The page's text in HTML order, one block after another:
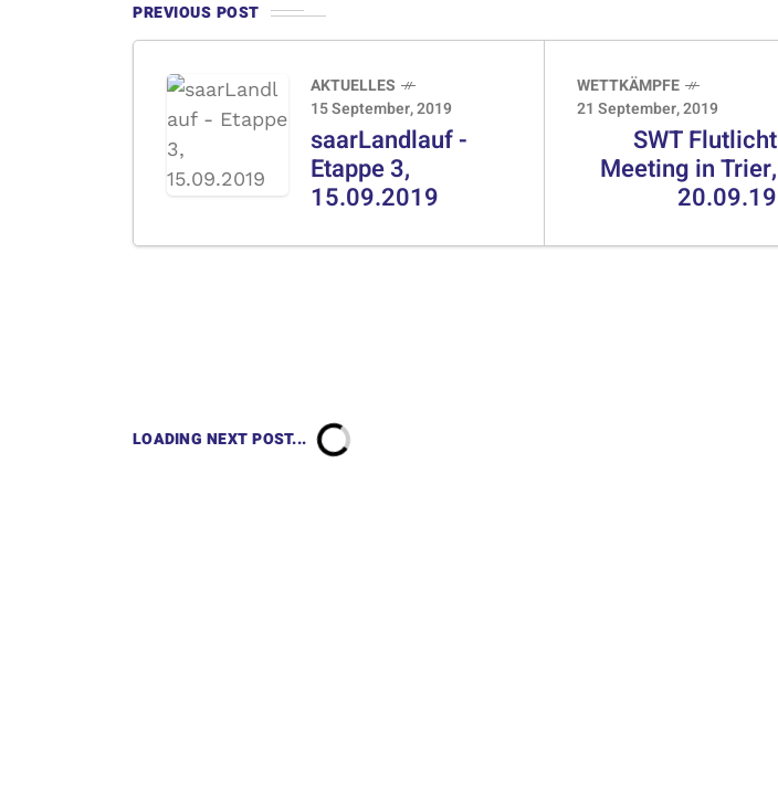
PREVIOUS POST
AKTUELLES
15 September, 2019
saarLandlauf -
Etappe 3,
15.09.2019
WETTKÄMPFE
21 September, 2019
SWT Flutlicht
Meeting in Trier,
20.09.19
LOADING NEXT POST...